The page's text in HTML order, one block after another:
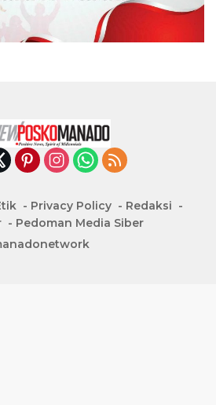
Privacy Policy
Redaksi
Pedoman Media Siber